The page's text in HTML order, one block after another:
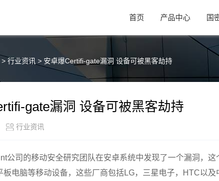
首页 产品中心 国
> 行业资讯 > 安卓爆Certifi-gate漏洞 设备可被黑客劫持
gate漏洞 设备可被黑客劫持
行业资讯
公司的移动安全研究团队在安卓系统中发现了一个漏洞，
板电脑等移动设备，这些厂商包括LG，三星电子，HTC以